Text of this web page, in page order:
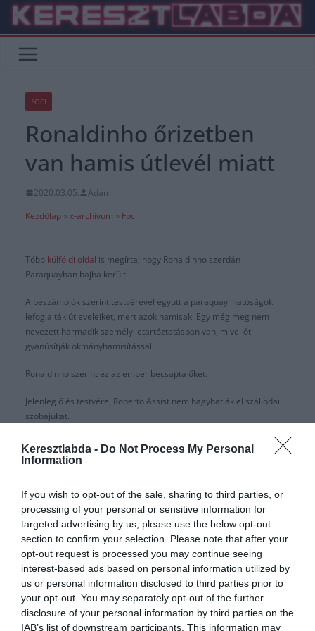
Keresztlabda - Do Not Process My Personal
Information
If you wish to opt-out of the sale, sharing to third parties, or
processing of your personal or sensitive information for
targeted advertising by us, please use the below opt-out
section to confirm your selection. Please note that after your
opt-out request is processed you may continue seeing
interest-based ads based on personal information utilized by
us or personal information disclosed to third parties prior to
your opt-out. You may separately opt-out of the further
disclosure of your personal information by third parties on the
IAB’s list of downstream participants. This information may
Skip
content
FOCI
Ronaldinho őrizetben
van hamis útlevél miatt
2020.03.05.
Adam
Kezdőlap » x-archívum » Foci
Több külföldi oldal is megírta, hogy Ronaldinho szerdán
Paraquayban bajba került.
A beszámolók szerint testvérével együtt a paraquayi hatóságok
lefoglalták útleveleiket, mert azok hamisak. Egy még meg nem
nevezett harmadik személy letartóztatásban van, mivel őt
gyanúsítják okmányhamisítással.
Ronaldinho szerint ez az ember becsapta őket.
Jelenleg ő és testvére, Roberto Assist nem hagyhatják el szállodai
szobájukat.
Ronaldinho évek ótaperben áll a brazil adóhatósággal
, mivel nem
hajlandó befizetni egy általa megvásárolt nagy értékű ingatlan után
el. Ezért természetesen nem is ér annyit, amennyit bele fektetett. A
hírek szerint teljesen el is adósodott ez miatt. Az idő telik, az összeg
pedig növekszik. Brazil útlevele után a spanyol útlevelét is
bevonták, és nem hagyhatta volna el hazáját. Ezt a sztár
nehezményezte is, hiszen a brazil hatóság nem vonhatta volna be
jog szerint egy másik ország által kiállított okmányát.
Ennek ellenére Ronaldinho Brazília turisztikai nagykövetévé lett
választva nemrégiben, ami igencsak ellentmondásos.